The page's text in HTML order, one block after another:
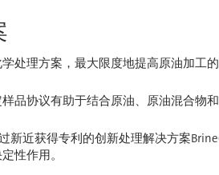
处理方案，最大限度地提高原油加工
品协议有助于结合原油、原油混合物
新近获得专利的创新处理解决方案
性作用。